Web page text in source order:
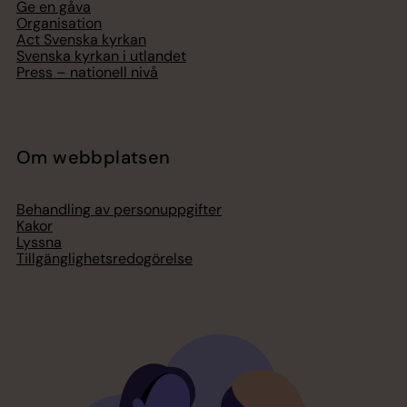
Ge en gåva
Organisation
Act Svenska kyrkan
Svenska kyrkan i utlandet
Press – nationell nivå
Om webbplatsen
Behandling av personuppgifter
Kakor
Lyssna
Tillgänglighetsredogörelse